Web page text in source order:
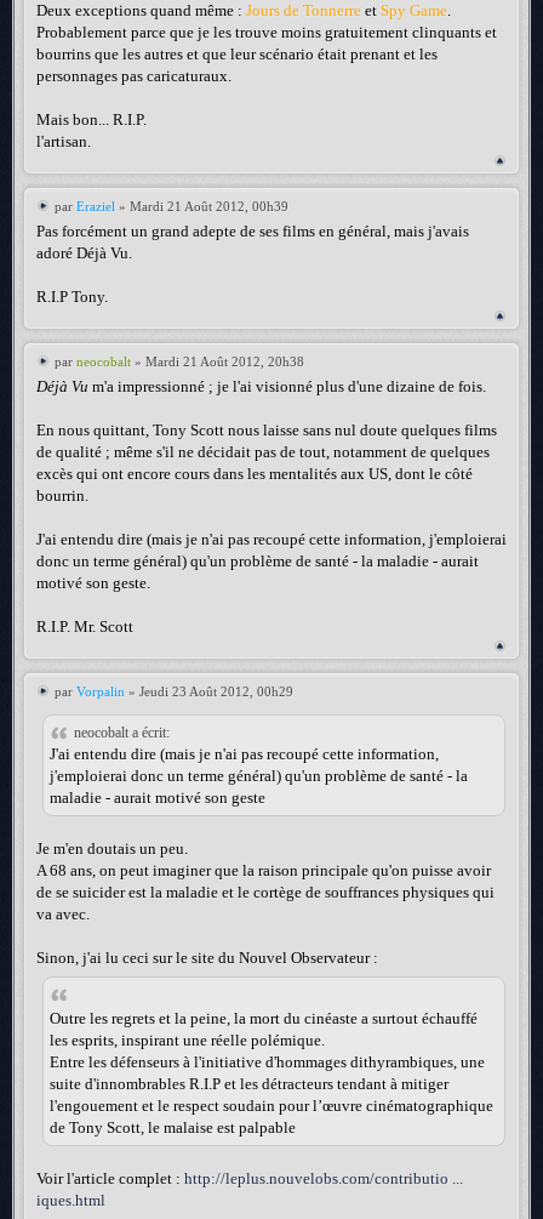
Deux exceptions quand même : Jours de Tonnerre et Spy Game.
Probablement parce que je les trouve moins gratuitement clinquants et
bourrins que les autres et que leur scénario était prenant et les
personnages pas caricaturaux.
Mais bon... R.I.P.
l'artisan.
par Eraziel » Mardi 21 Août 2012, 00h39
Pas forcément un grand adepte de ses films en général, mais j'avais
adoré Déjà Vu.
R.I.P Tony.
par neocobalt » Mardi 21 Août 2012, 20h38
Déjà Vu m'a impressionné ; je l'ai visionné plus d'une dizaine de fois.
En nous quittant, Tony Scott nous laisse sans nul doute quelques films
de qualité ; même s'il ne décidait pas de tout, notamment de quelques
excès qui ont encore cours dans les mentalités aux US, dont le côté
bourrin.
J'ai entendu dire (mais je n'ai pas recoupé cette information, j'emploierai
donc un terme général) qu'un problème de santé - la maladie - aurait
motivé son geste.
R.I.P. Mr. Scott
par Vorpalin » Jeudi 23 Août 2012, 00h29
neocobalt a écrit:
J'ai entendu dire (mais je n'ai pas recoupé cette information,
j'emploierai donc un terme général) qu'un problème de santé - la
maladie - aurait motivé son geste
Je m'en doutais un peu.
A 68 ans, on peut imaginer que la raison principale qu'on puisse avoir
de se suicider est la maladie et le cortège de souffrances physiques qui
va avec.
Sinon, j'ai lu ceci sur le site du Nouvel Observateur :
Outre les regrets et la peine, la mort du cinéaste a surtout échauffé
les esprits, inspirant une réelle polémique.
Entre les défenseurs à l'initiative d'hommages dithyrambiques, une
suite d'innombrables R.I.P et les détracteurs tendant à mitiger
l'engouement et le respect soudain pour l’œuvre cinématographique
de Tony Scott, le malaise est palpable
Voir l'article complet : http://leplus.nouvelobs.com/contributio ...
iques.html